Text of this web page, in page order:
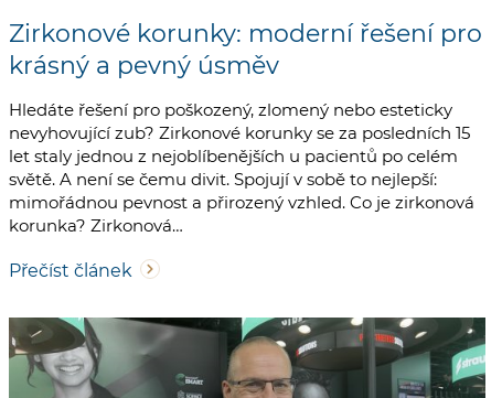
Zirkonové korunky: moderní řešení pro
krásný a pevný úsměv
Hledáte řešení pro poškozený, zlomený nebo esteticky
nevyhovující zub? Zirkonové korunky se za posledních 15
let staly jednou z nejoblíbenějších u pacientů po celém
světě. A není se čemu divit. Spojují v sobě to nejlepší:
mimořádnou pevnost a přirozený vzhled. Co je zirkonová
korunka? Zirkonová…
Přečíst článek